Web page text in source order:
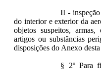
II -
do interior e exterior da
objetos suspeitos,
artigos ou substâncias
disposições do Anexo
§ 2º Para